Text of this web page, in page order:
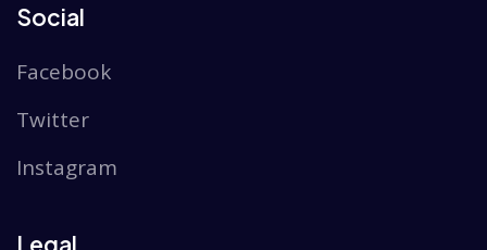
Social
Facebook
Twitter
Instagram
Legal